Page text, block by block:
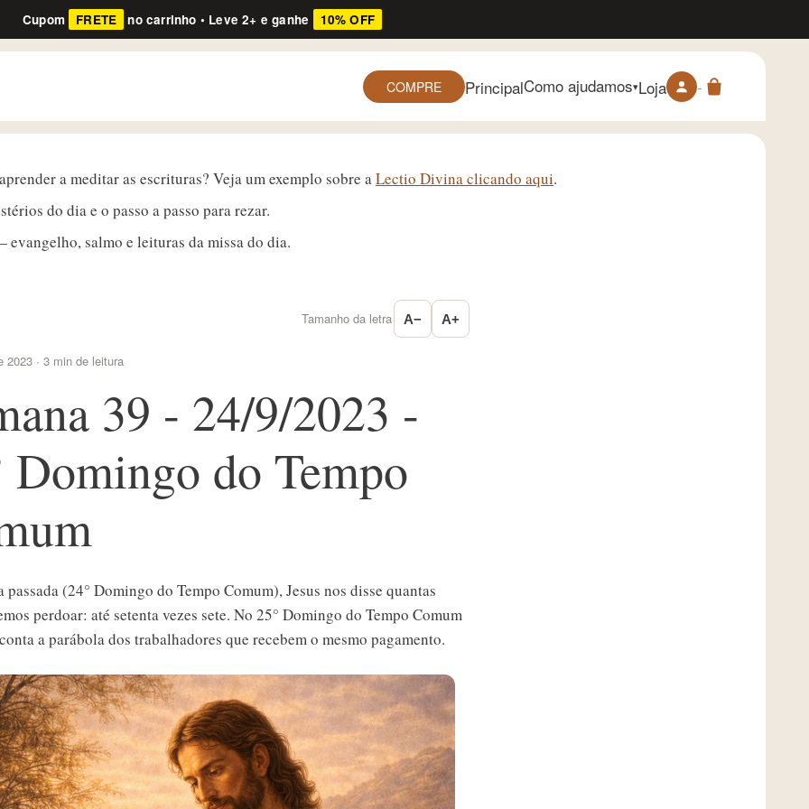
Cupom FRETE no carrinho • Leve 2+ e ganhe 10% OFF
COMPRE PrincipalComo ajudamos▾Loja -
a meditar as escrituras? Veja um exemplo sobre aLectio Divina clicando aqui.
do dia e o passo a passo para rezar.
salmo e leituras da missa do dia.
Tamanho da letra A− A+
2023 · 3 min de leitura
39 - 24/9/2023 -
Domingo do Tempo
passada (24° Domingo do Tempo Comum), Jesus nos disse quantas
perdoar: até setenta vezes sete. No 25° Domingo do Tempo Comum
a parábola dos trabalhadores que recebem o mesmo pagamento.